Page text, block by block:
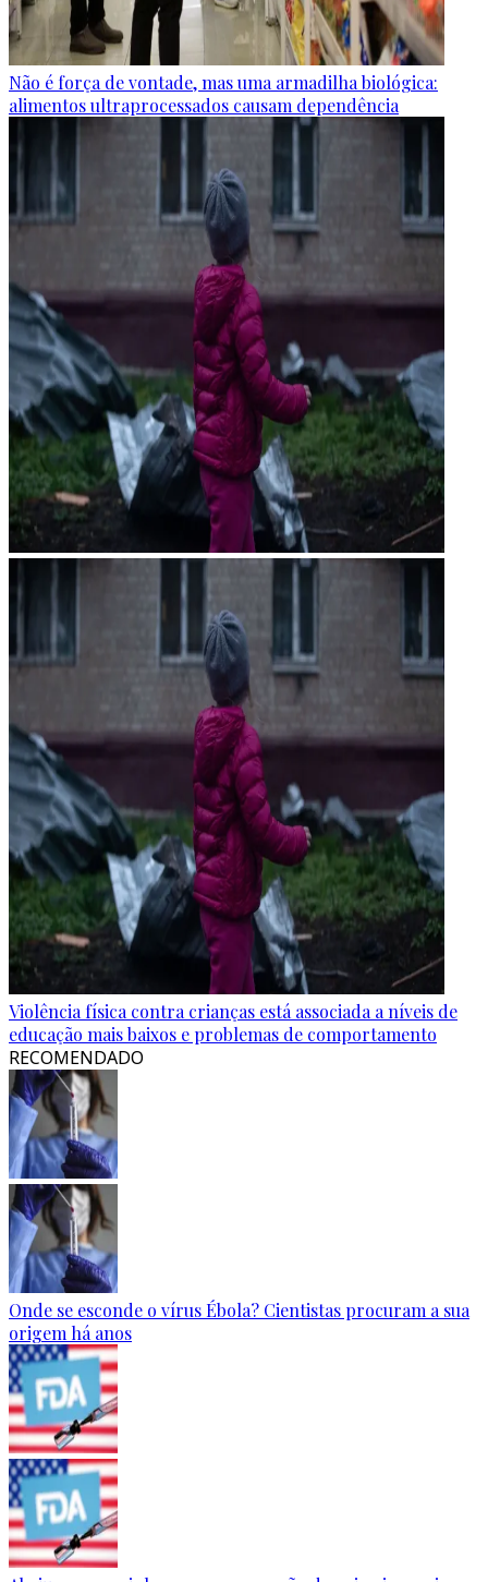
Não é força de vontade, mas uma armadilha biológica:
alimentos ultraprocessados causam dependência
Violência física contra crianças está associada a níveis de
educação mais baixos e problemas de comportamento
RECOMENDADO
Onde se esconde o vírus Ébola? Cientistas procuram a sua
origem há anos